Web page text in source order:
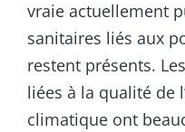
vraie actuellement
sanitaires liés aux
restent présents.
liées à la qualité de
climatique ont